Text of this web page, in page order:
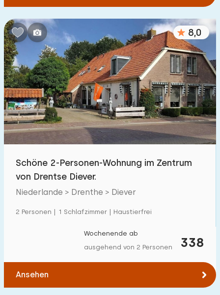
8,0
Schöne 2-Personen-Wohnung im Zentrum
von Drentse Diever.
Niederlande > Drenthe > Diever
2 Personen | 1 Schlafzimmer | Haustierfrei
338
Wochenende ab
ausgehend von 2 Personen
Ansehen